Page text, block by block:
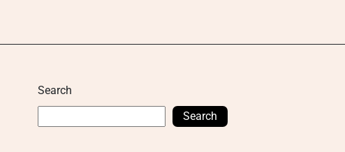
Search
Search